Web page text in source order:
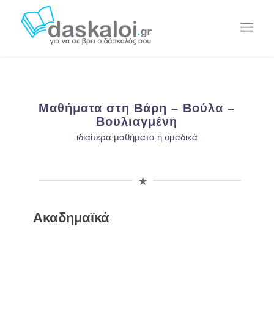
Μαθήματα στη Βάρη – Βούλα –
Βουλιαγμένη
ιδιαίτερα μαθήματα ή ομαδικά
Ακαδημαϊκά